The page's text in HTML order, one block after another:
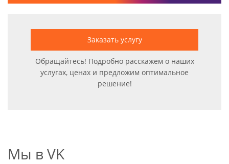
Заказать услугу
Обращайтесь! Подробно расскажем о наших
услугах, ценах и предложим оптимальное
решение!
Мы в VK